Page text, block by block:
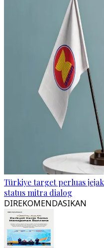
Türkiye target perluas
status mitra dialog
DIREKOMENDASIKAN